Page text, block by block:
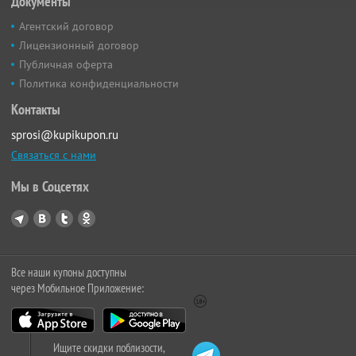
Агентский договор
Лицензионный договор
Публичная оферта
Политика конфиденциальности
Контакты
sprosi@kupikupon.ru
Связаться с нами
Мы в Соцсетях
Все наши купоны доступны
через Мобильное Приложение:
Ищите скидки поблизости,